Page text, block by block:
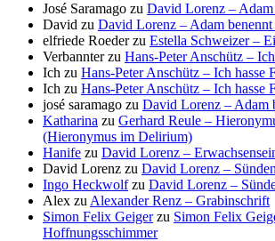
José Saramago zu David Lorenz –
David zu David Lorenz – Adam benennt
elfriede Roederzu Estella Schweizer –
Verbannterzu Hans-Peter Anschütz –
Ich zu Hans-Peter Anschütz – Ich hasse
Ich zu Hans-Peter Anschütz – Ich hasse
josé saramago zu David Lorenz – Adam
Katharina zu Gerhard Reule –
(Hieronymus im Delirium)
Hanife zu David Lorenz –
David Lorenz zu David Lorenz –
Ingo Heckwolfzu David Lorenz –
Alex zu Alexander Renz – Grabinschrift
Simon Felix Geigerzu Simon Felix
Hoffnungsschimmer